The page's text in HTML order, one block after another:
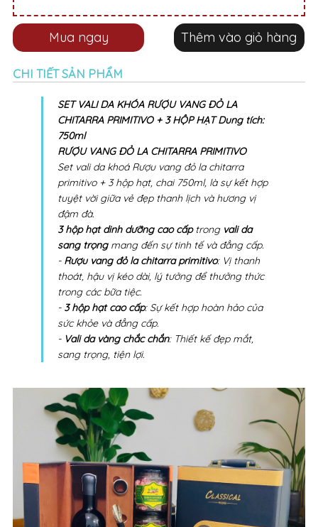
Thêm vào giỏ hàng
Mua ngay
CHI TIẾT SẢN PHẨM
SET VALI DA KHÓA RƯỢU VANG ĐỎ LA
CHITARRA PRIMITIVO + 3 HỘP HẠT Dung tích:
750ml
RƯỢU VANG ĐỎ LA CHITARRA PRIMITIVO
Set vali da khoá Rượu vang đỏ la chitarra
primitivo + 3 hộp hạt, chai 750ml, là sự kết hợp
tuyệt vời giữa vẻ đẹp thanh lịch và hương vị
đậm đà.
3 hộp hạt dinh dưỡng cao cấptrong vali da
sang trọngmang đến sự tinh tế và đẳng cấp.
- Rượu vang đỏ la chitarra primitivo: Vị thanh
thoát, hậu vị kéo dài, lý tưởng để thưởng thức
trong các bữa tiệc.
- 3 hộp hạt cao cấp: Sự kết hợp hoàn hảo của
sức khỏe và đẳng cấp.
- Vali da vàng chắc chắn: Thiết kế đẹp mắt,
sang trọng, tiện lợi.